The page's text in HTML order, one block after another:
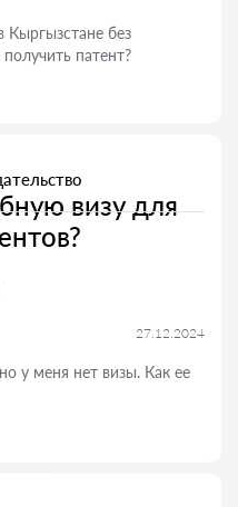
Кыргызстане без
патент?
визу для
27.12.2024
у меня нет визы. Как ее